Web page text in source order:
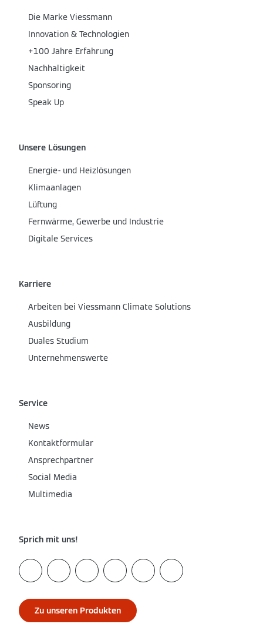
Die Marke Viessmann
Innovation & Technologien
+100 Jahre Erfahrung
Nachhaltigkeit
Sponsoring
Speak Up
Unsere Lösungen
Energie- und Heizlösungen
Klimaanlagen
Lüftung
Fernwärme, Gewerbe und Industrie
Digitale Services
Karriere
Arbeiten bei Viessmann Climate Solutions
Ausbildung
Duales Studium
Unternehmenswerte
Service
News
Kontaktformular
Ansprechpartner
Social Media
Multimedia
Sprich mit uns!
Zu unseren Produkten